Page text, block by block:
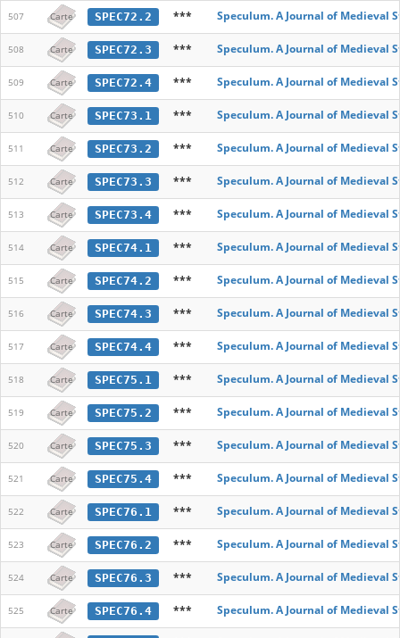
507 Carte SPEC72.2 *** Speculum. A Journal of Medieval
508 Carte SPEC72.3 *** Speculum. A Journal of Medieval
509 Carte SPEC72.4 *** Speculum. A Journal of Medieval
510 Carte SPEC73.1 *** Speculum. A Journal of Medieval
511 Carte SPEC73.2 *** Speculum. A Journal of Medieval
512 Carte SPEC73.3 *** Speculum. A Journal of Medieval
513 Carte SPEC73.4 *** Speculum. A Journal of Medieval
514 Carte SPEC74.1 *** Speculum. A Journal of Medieval
515 Carte SPEC74.2 *** Speculum. A Journal of Medieval
516 Carte SPEC74.3 *** Speculum. A Journal of Medieval
517 Carte SPEC74.4 *** Speculum. A Journal of Medieval
518 Carte SPEC75.1 *** Speculum. A Journal of Medieval
519 Carte SPEC75.2 *** Speculum. A Journal of Medieval
520 Carte SPEC75.3 *** Speculum. A Journal of Medieval
521 Carte SPEC75.4 *** Speculum. A Journal of Medieval
522 Carte SPEC76.1 *** Speculum. A Journal of Medieval
523 Carte SPEC76.2 *** Speculum. A Journal of Medieval
524 Carte SPEC76.3 *** Speculum. A Journal of Medieval
525 Carte SPEC76.4 *** Speculum. A Journal of Medieval